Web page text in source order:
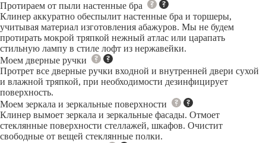
Протираем от пыли настенные бра
Клинер аккуратно обеспылит настенные бра и торшеры,
учитывая материал изготовления абажуров. Мы не будем
протирать мокрой тряпкой нежный атлас или царапать
стильную лампу в стиле лофт из нержавейки.
Моем дверные ручки
Протрет все дверные ручки входной и внутренней двери сухой
и влажной тряпкой, при необходимости дезинфицирует
поверхность.
Моем зеркала и зеркальные поверхности
Клинер вымоет зеркала и зеркальные фасады. Отмоет
стеклянные поверхности стеллажей, шкафов. Очистит
свободные от вещей стеклянные полки.